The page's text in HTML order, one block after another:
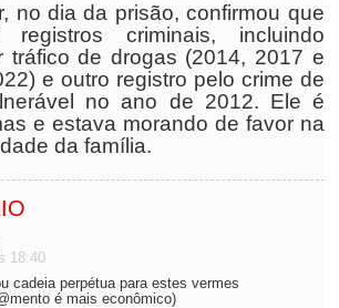
no dia da prisão, confirmou que
registros criminais, incluindo
tráfico de drogas (2014, 2017 e
e outro registro pelo crime de
no ano de 2012. Ele é
e estava morando de favor na
da família.
18:40
cadeia perpétua para estes vermes
é mais econômico)